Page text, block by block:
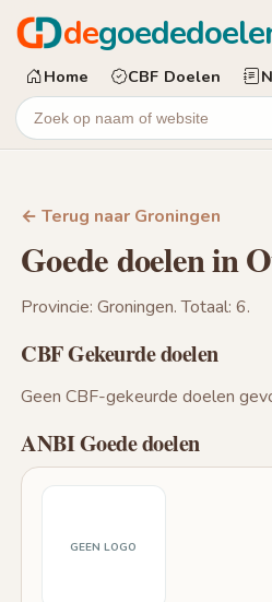
de
Home CBF Doelen
← Terug naar Groningen
Goede doelen in
Provincie: Groningen. Totaal: 6.
CBF Gekeurde doelen
Geen CBF-gekeurde doelen
ANBI Goede doelen
GEEN LOGO